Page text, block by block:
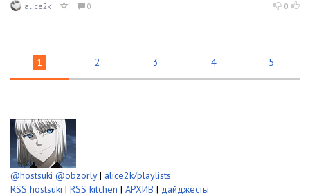
alice2k 0 0
1 2 3 4 5
@hostsuki @obzorly| alice2k/playlists
RSS hostsuki | RSS kitchen | АРХИВ | дайджесты